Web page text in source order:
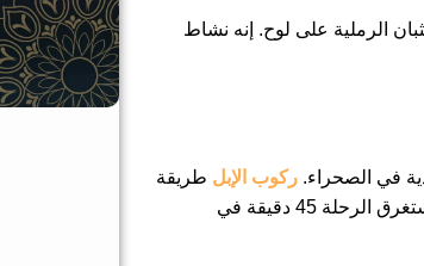
الرملية على لوح. إنه نشاط
في الصحراء. ركوب الإبل طريقة
رائعة لتجربة المناظر الطبيعية الصحراوية والتقاط بعض الصور التي لا تُنسى. تستغرق الرحلة 45 دقيقة في